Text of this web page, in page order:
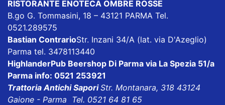
RISTORANTE ENOTECA OMBRE ROSSE
B.go G. Tommasini, 18 – 43121 PARMA Tel.
0521.289575
Bastian ContrarioStr. Inzani 34/A (lat. via D'Azeglio)
Parma tel. 3478113440
HighlanderPub Beershop Di Parma via La Spezia 51/a
Parma info: 0521 253921
Trattoria Antichi SaporiStr. Montanara, 318 43124
Gaione - Parma Tel. 0521 64 81 65